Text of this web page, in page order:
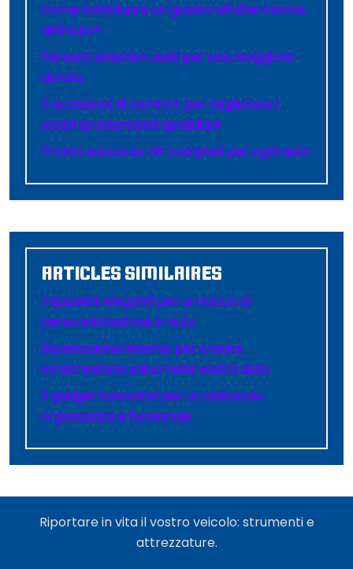
Come individuare un guasto all’alternatore
dell’auto?
Paraurti anteriori usati per una maggiore
durata
5 accessori di comfort per migliorare i
vostri spostamenti quotidiani
Pronto soccorso: kit completi per ogni auto
ARTICLES SIMILAIRES
Tappetini eleganti per un tocco di
personalizzazione in auto
Illuminazione interna: per creare
un’atmosfera unica nella vostra auto
3 gadget innovativi per un abitacolo
organizzato e funzionale
Riportare in vita il vostro veicolo: strumenti e
attrezzature.